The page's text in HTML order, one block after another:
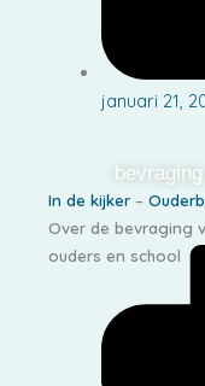
januari 21,
In de kijker –
Over de bevraging
ouders en school